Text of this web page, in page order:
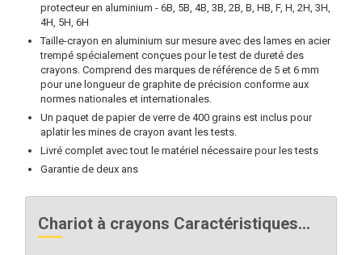
protecteur en aluminium - 6B, 5B, 4B, 3B, 2B, B, HB, F, H, 2H, 3H,
4H, 5H, 6H
Taille-crayon en aluminium sur mesure avec des lames en acier
trempé spécialement conçues pour le test de dureté des
crayons. Comprend des marques de référence de 5 et 6 mm
pour une longueur de graphite de précision conforme aux
normes nationales et internationales.
Un paquet de papier de verre de 400 grains est inclus pour
aplatir les mines de crayon avant les tests.
Livré complet avec tout le matériel nécessaire pour les tests
Garantie de deux ans
Chariot à crayons Caractéristiques...